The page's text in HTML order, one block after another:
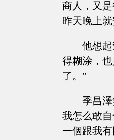
商人，又
昨天晚上就
他想
得糊涂，
了。”
季昌
我怎么敢
一個跟我